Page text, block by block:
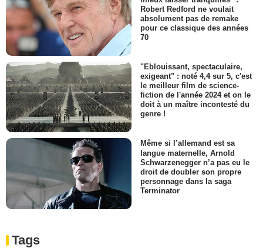
Robert Redford ne voulait
absolument pas de remake
pour ce classique des années
70
"Eblouissant, spectaculaire,
exigeant" : noté 4,4 sur 5, c'est
le meilleur film de science-
fiction de l'année 2024 et on le
doit à un maître incontesté du
genre !
Même si l’allemand est sa
langue maternelle, Arnold
Schwarzenegger n’a pas eu le
droit de doubler son propre
personnage dans la saga
Terminator
Tags